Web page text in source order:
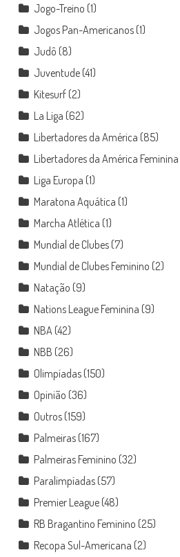
Jogo-Treino (1)
Jogos Pan-Americanos(1)
Judô (8)
Juventude(41)
Kitesurf(2)
La Liga (62)
Libertadores da América (85)
Libertadores da América Feminina
Liga Europa (1)
Maratona Aquática (1)
Marcha Atlética (1)
Mundial de Clubes(7)
Mundial de Clubes Feminino (2)
Natação (9)
Nations League Feminina (9)
NBA (42)
NBB (26)
Olimpíadas(150)
Opinião (36)
Outros(159)
Palmeiras(167)
Palmeiras Feminino (32)
Paralimpíadas(57)
Premier League(48)
RB Bragantino Feminino (25)
Recopa Sul-Americana (2)